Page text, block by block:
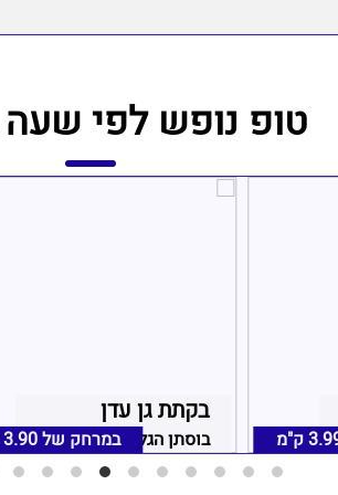
טופ נופש לפי
בקתת גן עדן
בוסתן הגליל, אזור נהריה
במרחק של3.90 ק"מ ק"מ